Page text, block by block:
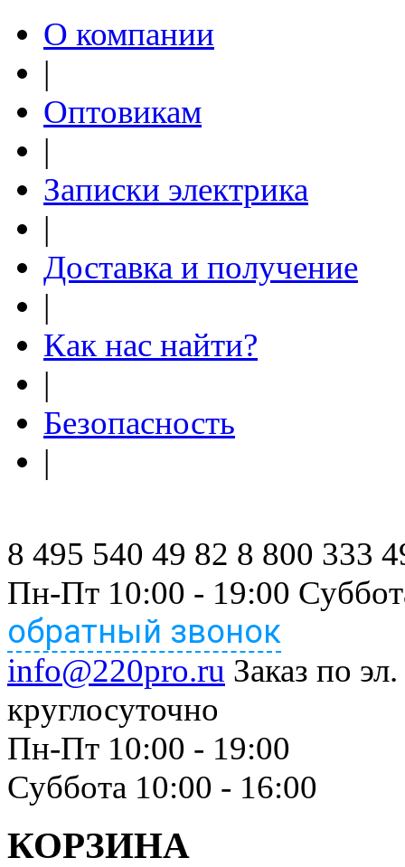
О компании
|
Оптовикам
|
Записки электрика
|
Доставка и получение
|
Как нас найти?
|
Безопасность
|
8 495 540 49 82 8 800 333
Пн-Пт 10:00 - 19:00
обратный звонок
info@220pro.ru Заказ по
круглосуточно
Пн-Пт 10:00 - 19:00
Суббота 10:00 - 16:00
КОРЗИНА